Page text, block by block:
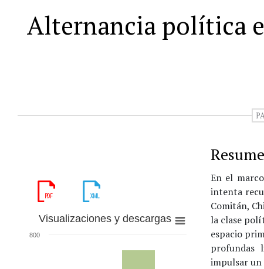
Alternancia política
Visualizaciones y descargas
800
En el
intenta
Comitán,
la clase
espacio
profundas
impulsar un